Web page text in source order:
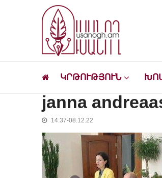
ԿՐԹՈՒԹՅՈՒՆ
janna
14:37-08.12.22